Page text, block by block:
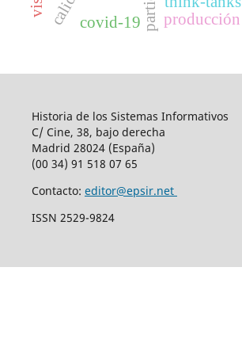
producción
covid-19
Historia de los Sistemas Informativos
C/ Cine, 38, bajo derecha
Madrid 28024 (España)
(00 34) 91 518 07 65
Contacto: editor@epsir.net
ISSN 2529-9824